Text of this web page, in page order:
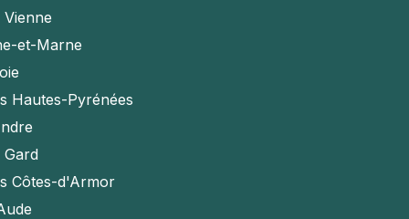
et-Marne
Hautes-Pyrénées
Gard
Côtes-d'Armor